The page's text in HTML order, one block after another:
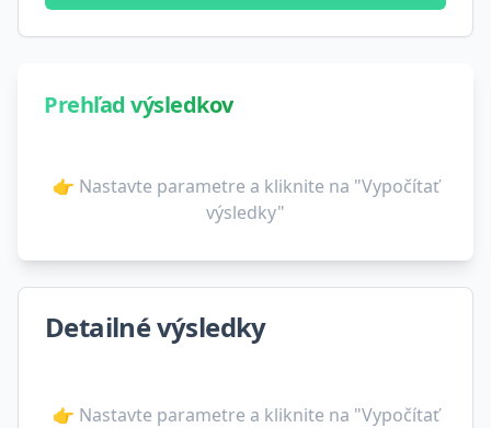
Prehľad výsledkov
👉 Nastavte parametre a kliknite na "Vypočítať
výsledky"
Detailné výsledky
👉 Nastavte parametre a kliknite na "Vypočítať